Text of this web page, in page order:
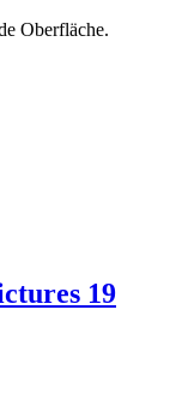
Oberfläche.
19